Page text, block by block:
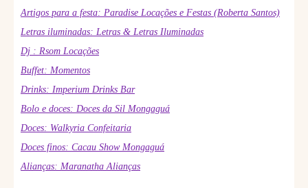
Artigos para a festa: Paradise Locações e Festas (Roberta Santos)
Letras iluminadas: Letras & Letras Iluminadas
Dj : Rsom Locações
Buffet: Momentos
Drinks: Imperium Drinks Bar
Bolo e doces: Doces da Sil Mongaguá
Doces: Walkyria Confeitaria
Doces finos: Cacau Show Mongaguá
Alianças: Maranatha Alianças